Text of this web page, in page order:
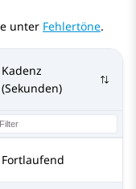
unter Fehlertöne.
Kadenz
(Sekunden)
Fortlaufend